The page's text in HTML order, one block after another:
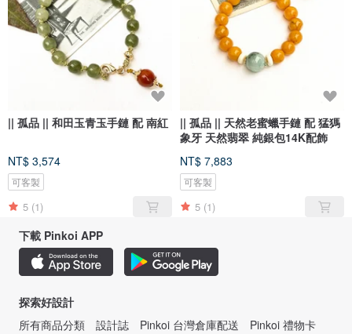
|| 孤品 || 和田玉青玉手鏈 配 南紅
NT$ 3,574
可客製
5 (1)
|| 孤品 || 天然老蜜蠟手鏈 配 猛獁
象牙 天然翡翠 純銀包14K配飾
NT$ 7,883
可客製
5 (1)
下載 Pinkoi APP
探索好設計
所有商品分類
設計誌 Pinkoi 台灣倉庫配送
Pinkoi 禮物卡